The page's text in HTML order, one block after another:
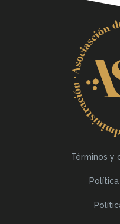
Términos y